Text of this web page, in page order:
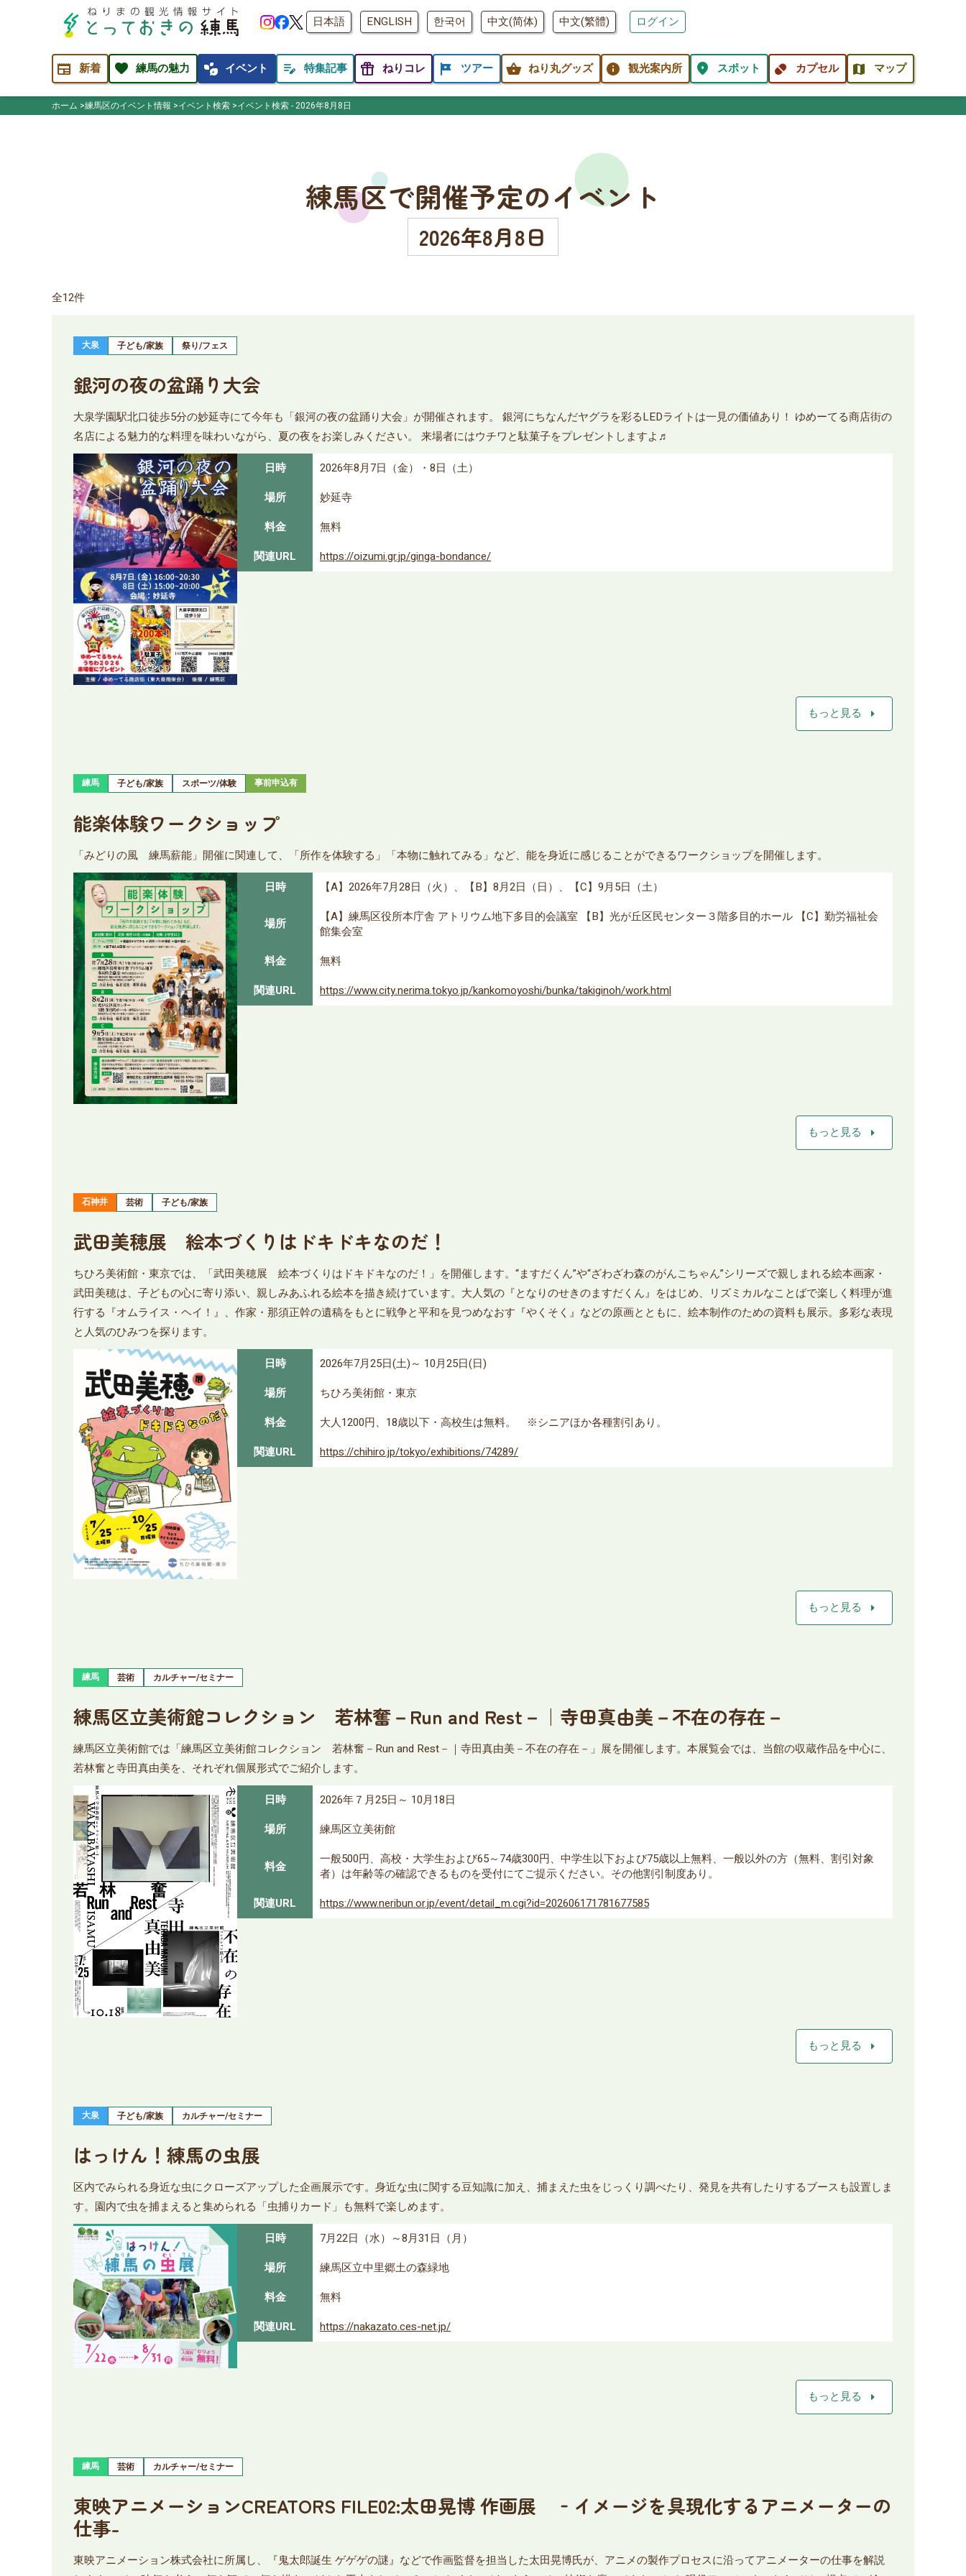
日本語 ENGLISH 한국어 中文(简体) 中文(繁體) ログイン
newspaper 新着 favorite 練馬の魅力 temp_preferences_eco イベント edit_note 特集記事 featured_seasonal_and_gifts ねりコレ tour ツアー shopping_basket ねり丸グッズ info 観光案内所 location_on スポット pill カプセル map マップ
ホーム 練馬区のイベント情報 イベント検索 イベント検索 - 2026年8月8日
練馬区で開催予定のイベント
2026年8月8日
全12件
大泉 子ども/家族 祭り/フェス
銀河の夜の盆踊り大会
大泉学園駅北口徒歩5分の妙延寺にて今年も「銀河の夜の盆踊り大会」が開催されます。 銀河にちなんだヤグラを彩るLEDライトは一見の価値あり！ ゆめーてる商店街の
名店による魅力的な料理を味わいながら、夏の夜をお楽しみください。 来場者にはウチワと駄菓子をプレゼントしますよ♬
日時
2026年8月7日（金）・8日（土）
場所
妙延寺
料金
無料
関連URL
https://oizumi.gr.jp/ginga-bondance/
もっと見る arrow_right
練馬 子ども/家族 スポーツ/体験 事前申込有
能楽体験ワークショップ
「みどりの風 練馬薪能」開催に関連して、「所作を体験する」「本物に触れてみる」など、能を身近に感じることができるワークショップを開催します。
日時
【A】2026年7月28日（火）、【B】8月2日（日）、【C】9月5日（土）
場所
【A】練馬区役所本庁舎 アトリウム地下多目的会議室 【B】光が丘区民センター３階多目的ホール 【C】勤労福祉会
館集会室
料金
無料
関連URL
https://www.city.nerima.tokyo.jp/kankomoyoshi/bunka/takiginoh/work.html
もっと見る arrow_right
石神井 芸術 子ども/家族
武田美穂展 絵本づくりはドキドキなのだ！
ちひろ美術館・東京では、「武田美穂展 絵本づくりはドキドキなのだ！」を開催します。“ますだくん”や“ざわざわ森のがんこちゃん”シリーズで親しまれる絵本画家・
武田美穂は、子どもの心に寄り添い、親しみあふれる絵本を描き続けています。大人気の『となりのせきのますだくん』をはじめ、リズミカルなことばで楽しく料理が進
行する『オムライス・ヘイ！』、作家・那須正幹の遺稿をもとに戦争と平和を見つめなおす『やくそく』などの原画とともに、絵本制作のための資料も展示。多彩な表現
と人気のひみつを探ります。
日時
2026年7月25日(土)～ 10月25日(日)
場所
ちひろ美術館・東京
料金
大人1200円、18歳以下・高校生は無料。 ※シニアほか各種割引あり。
関連URL
https://chihiro.jp/tokyo/exhibitions/74289/
もっと見る arrow_right
練馬 芸術 カルチャー/セミナー
練馬区立美術館コレクション 若林奮－Run and Rest－｜寺田真由美－不在の存在－
練馬区立美術館では「練馬区立美術館コレクション 若林奮－Run and Rest－｜寺田真由美－不在の存在－」展を開催します。本展覧会では、当館の収蔵作品を中心に、
若林奮と寺田真由美を、それぞれ個展形式でご紹介します。
日時
2026年７月25日～ 10月18日
場所
練馬区立美術館
料金
一般500円、高校・大学生および65～74歳300円、中学生以下および75歳以上無料、一般以外の方（無料、割引対象
者）は年齢等の確認できるものを受付にてご提示ください。その他割引制度あり。
関連URL
https://www.neribun.or.jp/event/detail_m.cgi?id=202606171781677585
もっと見る arrow_right
大泉 子ども/家族 カルチャー/セミナー
はっけん！練馬の虫展
区内でみられる身近な虫にクローズアップした企画展示です。身近な虫に関する豆知識に加え、捕まえた虫をじっくり調べたり、発見を共有したりするブースも設置しま
す。園内で虫を捕まえると集められる「虫捕りカード」も無料で楽しめます。
日時
7月22日（水）～8月31日（月）
場所
練馬区立中里郷土の森緑地
料金
無料
関連URL
https://nakazato.ces-net.jp/
もっと見る arrow_right
練馬 芸術 カルチャー/セミナー
東映アニメーションCREATORS FILE02:太田晃博 作画展 ‐イメージを具現化するアニメーターの
仕事-
東映アニメーション株式会社に所属し、『鬼太郎誕生 ゲゲゲの謎』などで作画監督を担当した太田晃博氏が、アニメの製作プロセスに沿ってアニメーターの仕事を解説